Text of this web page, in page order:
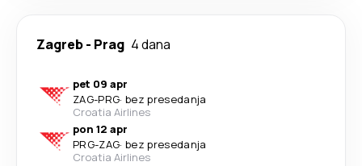
Zagreb- Prag 4 dana
pet 09 apr
ZAG-PRG· bez presedanja
Croatia Airlines
pon 12 apr
PRG-ZAG· bez presedanja
Croatia Airlines